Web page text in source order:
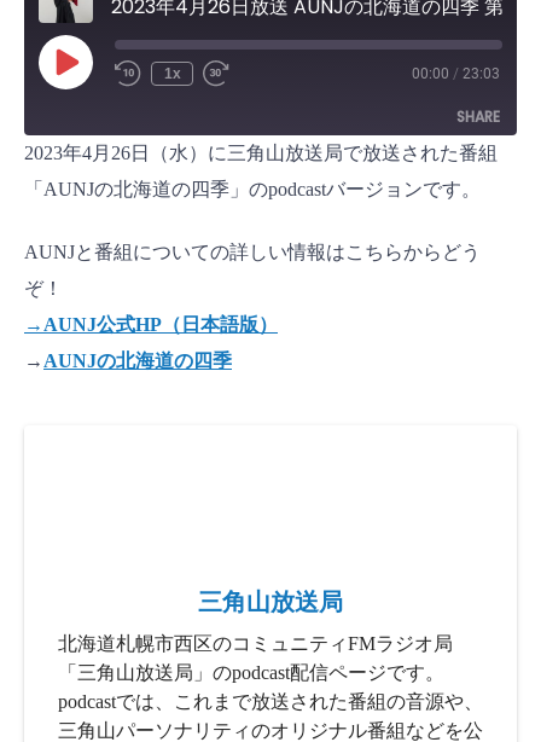
P
l
E
p
s
1x 00:00 / 23:03
SHARE
SHARE
EMBED
2023年4月26日（水）に三角山放送局で放送された番組
「AUNJの北海道の四季」のpodcastバージョンです。
AUNJと番組についての詳しい情報はこちらからどう
ぞ！
→AUNJ公式HP（日本語版）
→ AUNJの北海道の四季
三角山放送局
北海道札幌市西区のコミュニティFMラジオ局
「三角山放送局」のpodcast配信ページです。
podcastでは、これまで放送された番組の音源や、
三角山パーソナリティのオリジナル番組などを公